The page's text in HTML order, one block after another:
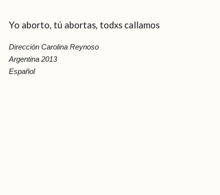
Yo aborto, tú abortas, todxs callamos
Dirección Carolina Reynoso
Argentina 2013
Español